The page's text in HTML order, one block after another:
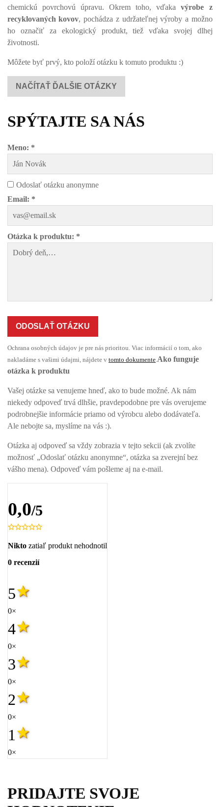
chemickú povrchovú úpravu. Okrem toho, vďaka výrobe z
recyklovaných kovov, pochádza z udržateľnej výroby a možno
ho označiť za ekologický produkt, tiež vďaka svojej dlhej
životnosti.
Môžete byť prvý, kto položí otázku k tomuto produktu :)
NAČÍTAŤ ĎALŠIE OTÁZKY
SPÝTAJTE SA NÁS
Meno: *
Odoslať otázku anonymne
Email: *
Otázka k produktu: *
ODOSLAŤ OTÁZKU
Ochrana osobných údajov je pre nás prioritou. Viac informácií o tom, ako
nakladáme s vašimi údajmi, nájdete v tomto dokumente.Ako funguje
otázka k produktu
Vašej otázke sa venujeme hneď, ako to bude možné. Ak nám
niekedy odpoveď trvá dlhšie, pravdepodobne pre vás overujeme
podrobnejšie informácie priamo od výrobcu alebo dodávateľa.
Ale nebojte sa, myslíme na vás :).
Otázka aj odpoveď sa vždy zobrazia v tejto sekcii (ak zvolíte
možnosť „Odoslať otázku anonymne“, otázka sa zverejní bez
vášho mena). Odpoveď vám pošleme aj na e-mail.
0,0/5
Nikto zatiaľ produkt nehodnotil
0 recenzií
5
0×
4
0×
3
0×
2
0×
1
0×
PRIDAJTE SVOJE